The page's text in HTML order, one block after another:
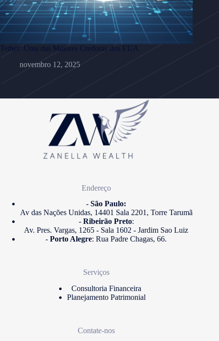
Tether: Uma das Maiores Credoras dos EUA
novembro 12, 2025
Endereço
- São Paulo:
Av das Nações Unidas, 14401 Sala 2201, Torre Tarumã
-Ribeirão Preto:
Av. Pres. Vargas, 1265 - Sala 1602 - Jardim Sao Luiz
-Porto Alegre: Rua Padre Chagas, 66.
Serviços
Consultoria Financeira
Planejamento Patrimonial
Contate-nos